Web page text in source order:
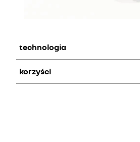
technologia
Silnik spalinowy korzysta ze
korzyści